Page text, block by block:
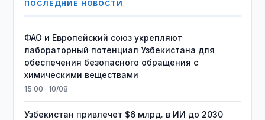
ПОСЛЕДНИЕ НОВОСТИ
ФАО и Европейский союз укрепляют
лабораторный потенциал Узбекистана для
обеспечения безопасного обращения с
химическими веществами
15:00 · 10/08
Узбекистан привлечет $6 млрд. в ИИ до 2030